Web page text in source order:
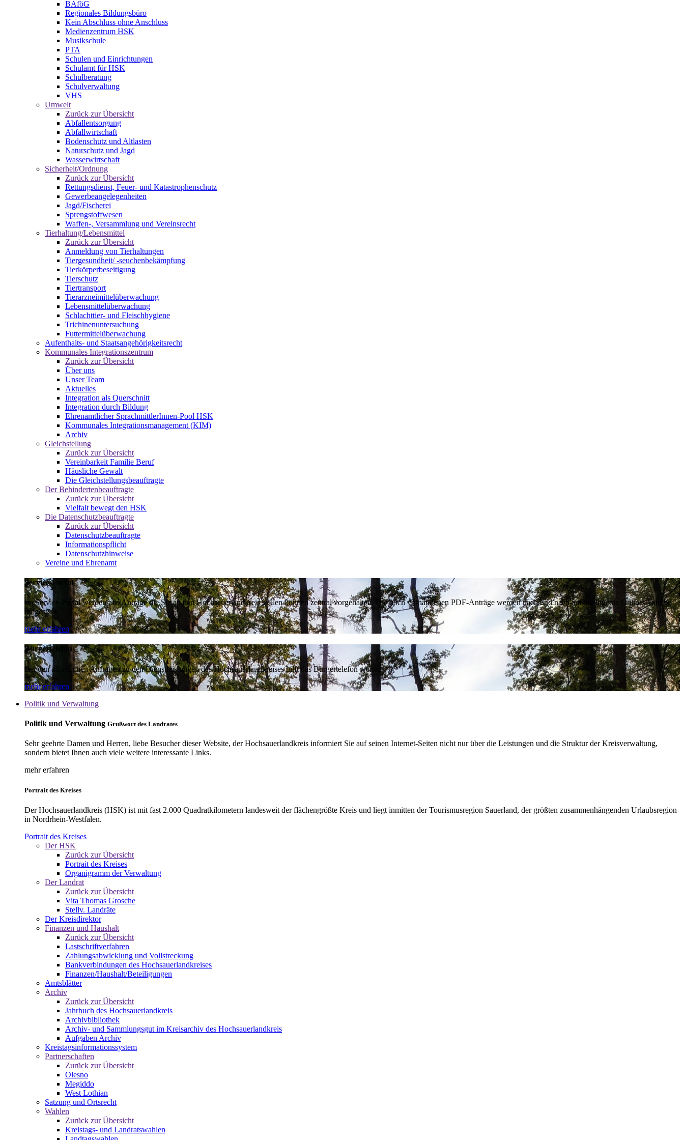
BAföG
Regionales Bildungsbüro
Kein Abschluss ohne Anschluss
Medienzentrum HSK
Musikschule
PTA
Schulen und Einrichtungen
Schulamt für HSK
Schulberatung
Schulverwaltung
VHS
Umwelt
Zurück zur Übersicht
Abfallentsorgung
Abfallwirtschaft
Bodenschutz und Altlasten
Naturschutz und Jagd
Wasserwirtschaft
Sicherheit/Ordnung
Zurück zur Übersicht
Rettungsdienst, Feuer- und Katastrophenschutz
Gewerbeangelegenheiten
Jagd/Fischerei
Sprengstoffwesen
Waffen-, Versammlung und Vereinsrecht
Tierhaltung/Lebensmittel
Zurück zur Übersicht
Anmeldung von Tierhaltungen
Tiergesundheit/ -seuchenbekämpfung
Tierkörperbeseitigung
Tierschutz
Tiertransport
Tierarzneimittelüberwachung
Lebensmittelüberwachung
Schlachttier- und Fleischhygiene
Trichinenuntersuchung
Futtermittelüberwachung
Aufenthalts- und Staatsangehörigkeitsrecht
Kommunales Integrationszentrum
Zurück zur Übersicht
Über uns
Unser Team
Aktuelles
Integration als Querschnitt
Integration durch Bildung
Ehrenamtlicher SprachmittlerInnen-Pool HSK
Kommunales Integrationsmanagement (KIM)
Archiv
Gleichstellung
Zurück zur Übersicht
Vereinbarkeit Familie Beruf
Häusliche Gewalt
Die Gleichstellungsbeauftragte
Der Behindertenbeauftragte
Zurück zur Übersicht
Vielfalt bewegt den HSK
Die Datenschutzbeauftragte
Zurück zur Übersicht
Datenschutzbeauftragte
Informationspflicht
Datenschutzhinweise
Vereine und Ehrenamt
Service-Portal
Im Service-Portal werden alle Anträge die Sie an den Hochsauerlandkreis stellen können zentral vorgehalten. Die noch vorhandenen PDF-Anträge werden nach und nach auf intelligente Online-Anträge
umgestellt.
mehr erfahren
Bürgertelefon
Bei den alltäglichen Anfragen zu den Dienstleistungen des Hochsauerlandkreises hilft das Bürgertelefon weiter.
mehr erfahren
Politik und Verwaltung
Politik und Verwaltung Grußwort des Landrates
Sehr geehrte Damen und Herren, liebe Besucher dieser Website, der Hochsauerlandkreis informiert Sie auf seinen Internet-Seiten nicht nur über die Leistungen und die Struktur der Kreisverwaltung,
sondern bietet Ihnen auch viele weitere interessante Links.
mehr erfahren
Portrait des Kreises
Der Hochsauerlandkreis (HSK) ist mit fast 2.000 Quadratkilometern landesweit der flächengrößte Kreis und liegt inmitten der Tourismusregion Sauerland, der größten zusammenhängenden Urlaubsregion
in Nordrhein-Westfalen.
Portrait des Kreises
Der HSK
Zurück zur Übersicht
Portrait des Kreises
Organigramm der Verwaltung
Der Landrat
Zurück zur Übersicht
Vita Thomas Grosche
Stellv. Landräte
Der Kreisdirektor
Finanzen und Haushalt
Zurück zur Übersicht
Lastschriftverfahren
Zahlungsabwicklung und Vollstreckung
Bankverbindungen des Hochsauerlandkreises
Finanzen/Haushalt/Beteiligungen
Amtsblätter
Archiv
Zurück zur Übersicht
Jahrbuch des Hochsauerlandkreis
Archivbibliothek
Archiv- und Sammlungsgut im Kreisarchiv des Hochsauerlandkreis
Aufgaben Archiv
Kreistagsinformationssystem
Partnerschaften
Zurück zur Übersicht
Olesno
Megiddo
West Lothian
Satzung und Ortsrecht
Wahlen
Zurück zur Übersicht
Kreistags- und Landratswahlen